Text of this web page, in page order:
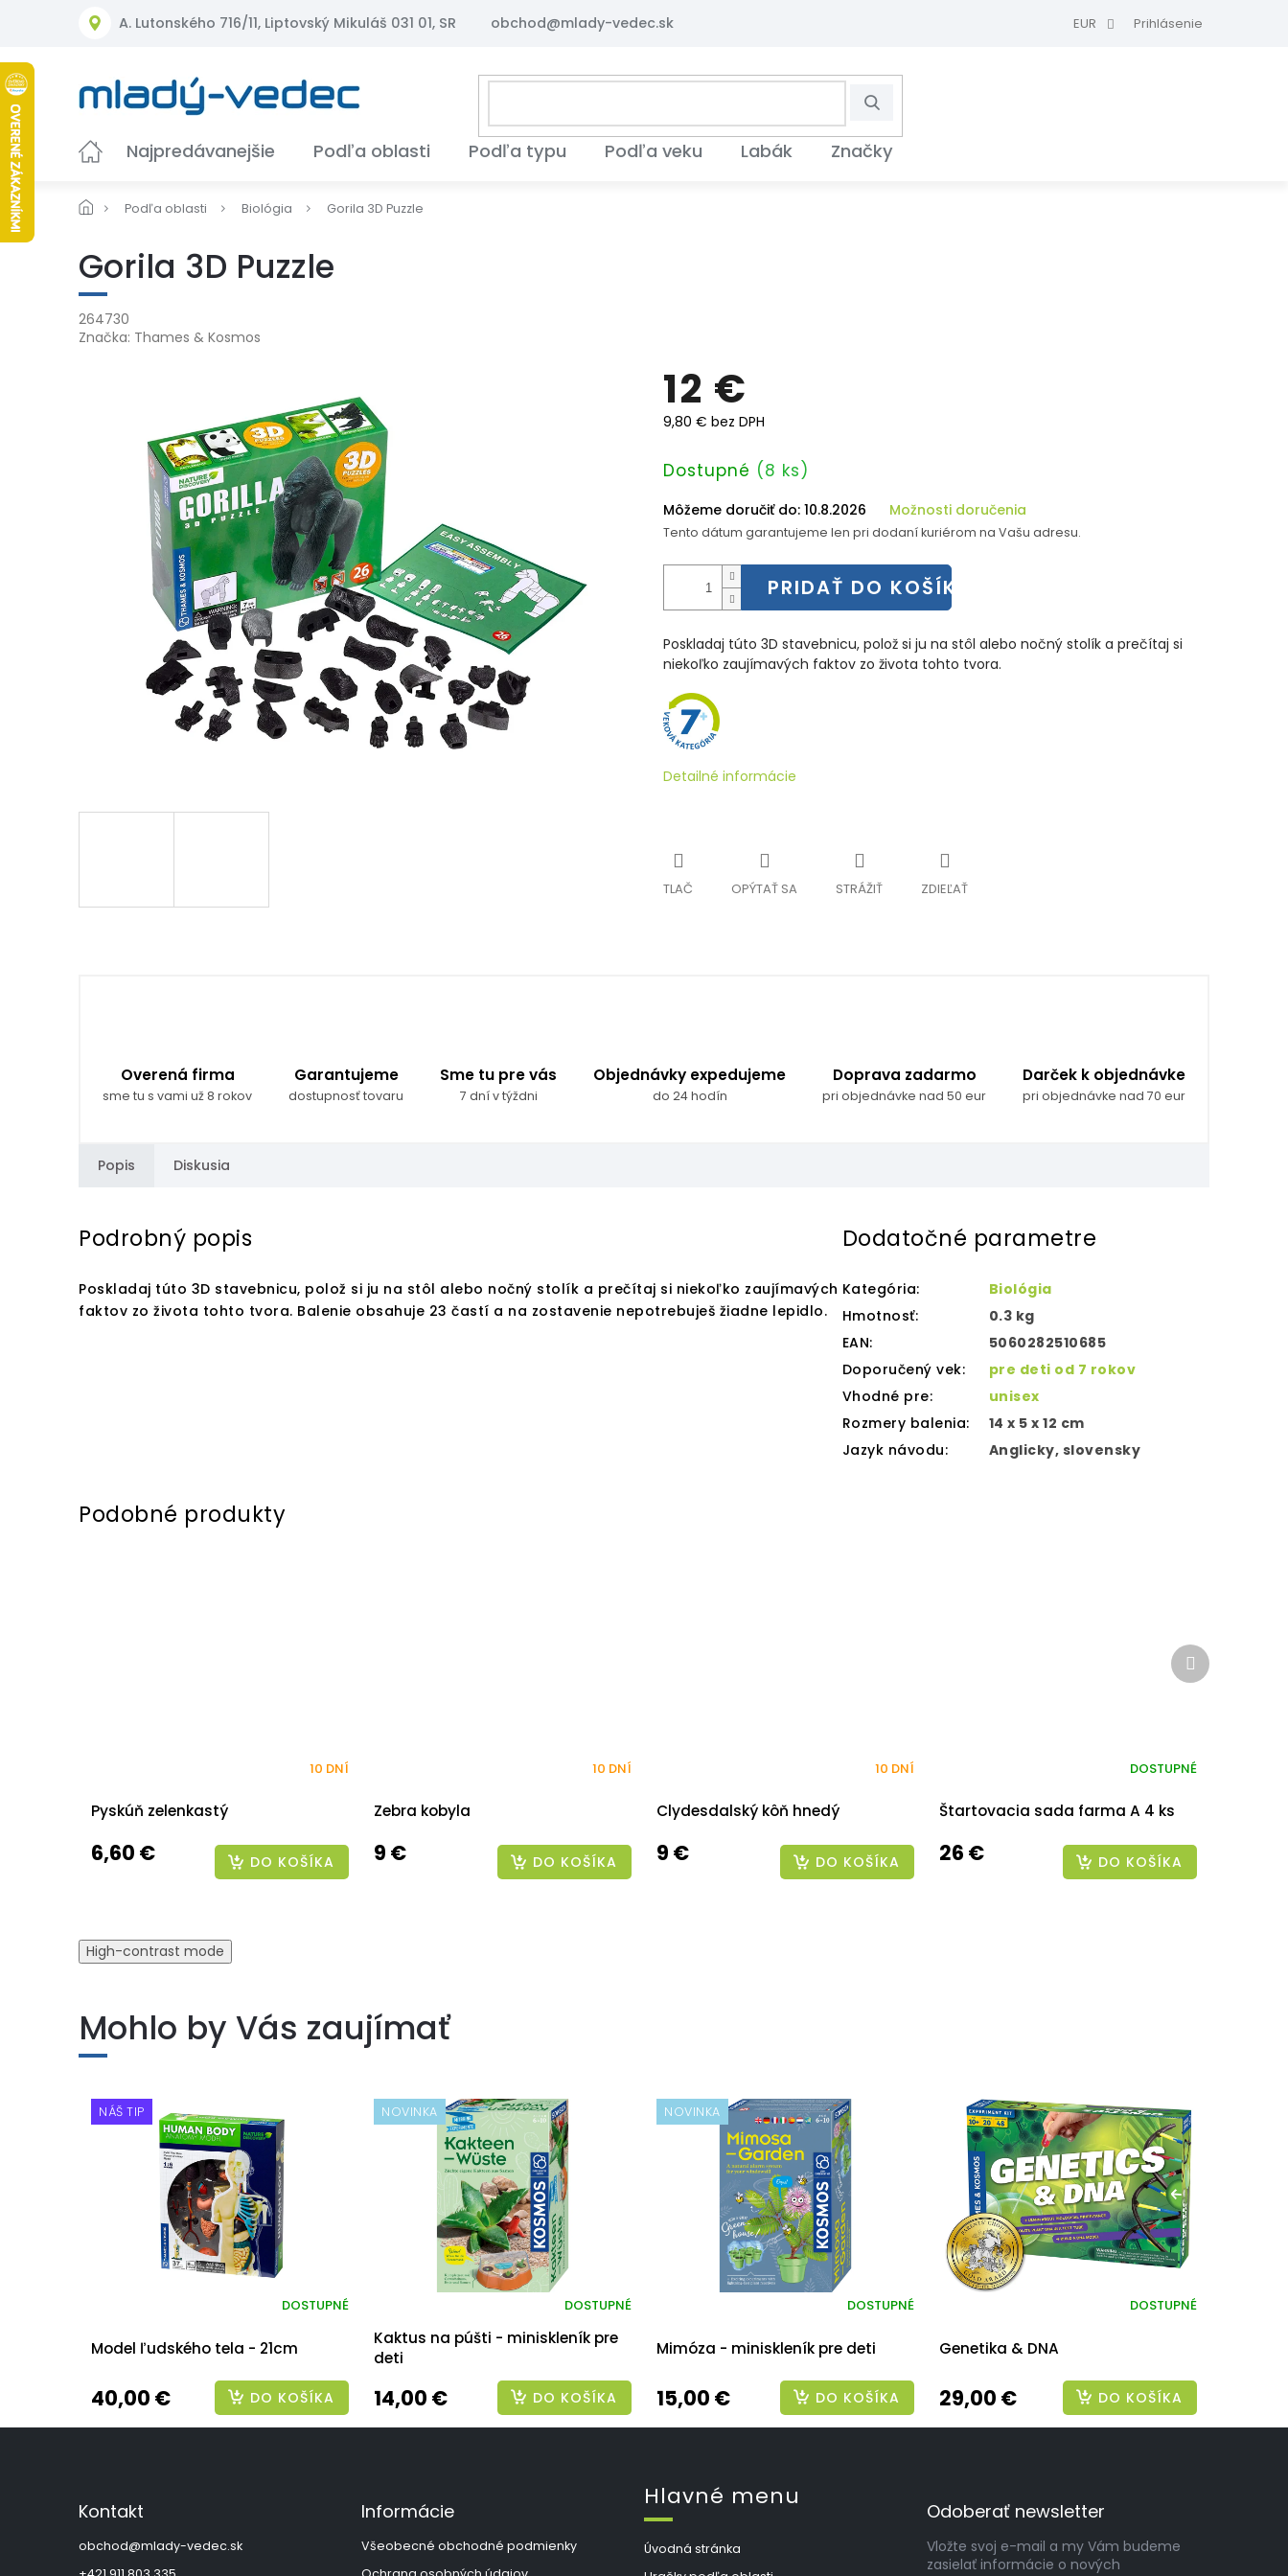
A. Lutonského 716/11, Liptovský Mikuláš 031 01, SR obchod@mlady-vedec.sk EUR Prihlásenie
Hľadať
Najpredávanejšie Podľa oblasti Podľa typu Podľa veku Labák Značky
Podľa oblasti Biológia Gorila 3D Puzzle
Gorila 3D Puzzle
264730
Značka: Thames & Kosmos
12 €
9,80 € bez DPH
Jednotková
Dostupné (8 ks)
Môžeme doručiť do: 10.8.2026 Možnosti doručenia
Tento dátum garantujeme len pri dodaní kuriérom na Vašu adresu.
PRIDAŤ DO KOŠÍKA
Poskladaj túto 3D stavebnicu, polož si ju na stôl alebo nočný stolík a prečítaj si
niekoľko zaujímavých faktov zo života tohto tvora.
Detailné informácie
TLAČ OPÝTAŤ SA STRÁŽIŤ ZDIEĽAŤ
Overená firma
sme tu s vami už 8 rokov
Garantujeme
dostupnosť tovaru
Sme tu pre vás
7 dní v týždni
Objednávky expedujeme
do 24 hodín
Doprava zadarmo
pri objednávke nad 50 eur
Darček k objednávke
pri objednávke nad 70 eur
Popis Diskusia
Podrobný popis
Poskladaj túto 3D stavebnicu, polož si ju na stôl alebo nočný stolík a prečítaj si niekoľko zaujímavých
faktov zo života tohto tvora. Balenie obsahuje 23 častí a na zostavenie nepotrebuješ žiadne lepidlo.
Dodatočné parametre
Kategória:
Biológia
Hmotnosť:
0.3 kg
EAN:
5060282510685
Doporučený vek:
pre deti od 7 rokov
Vhodné pre:
unisex
Rozmery balenia:
14 x 5 x 12 cm
Jazyk návodu: Anglicky, slovensky
Pyskúň zelenkastý
10 DNÍ
6,60 € DO KOŠÍKA
Zebra kobyla
10 DNÍ
9 € DO KOŠÍKA
Clydesdalský kôň hnedý
10 DNÍ
9 € DO KOŠÍKA
Štartovacia sada farma A 4 ks
DOSTUPNÉ
26 € DO KOŠÍKA
Ďalší
produkt
High-contrast mode
Mohlo by Vás zaujímať
NÁŠ TIP
Model ľudského tela - 21cm
DOSTUPNÉ
40,00 € DO KOŠÍKA
NOVINKA
Kaktus na púšti - miniskleník pre
deti
DOSTUPNÉ
14,00 € DO KOŠÍKA
NOVINKA
Mimóza - miniskleník pre deti
DOSTUPNÉ
15,00 € DO KOŠÍKA
Genetika & DNA
DOSTUPNÉ
29,00 € DO KOŠÍKA
Kontakt
obchod@mlady-vedec.sk
Informácie
Všeobecné obchodné podmienky
Hlavné menu
Úvodná stránka
Odoberať newsletter
Vložte svoj e-mail a my Vám budeme
zasielať informácie o nových